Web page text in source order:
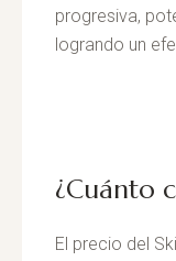
progresiva,
logrando un
¿Cuánto
El precio del